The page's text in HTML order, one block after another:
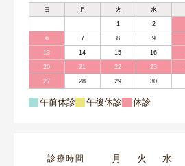
日 月 火 水
1 2
6 7 8 9
13 14 15 16
20 21 22 23
27 28 29 30
午前休診 午後休診 休診
診療時間 月 火 水